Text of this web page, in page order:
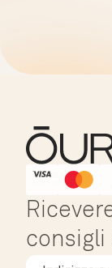
HSA/FSA
consigli